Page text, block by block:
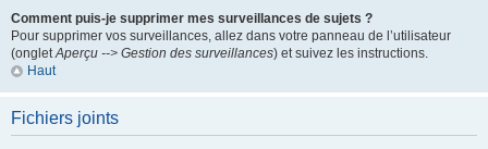
Comment puis-je supprimer mes surveillances de sujets ?
Pour supprimer vos surveillances, allez dans votre panneau de l’utilisateur
(ongletAperçu --> Gestion des surveillances) et suivez les instructions.
Haut
Fichiers joints